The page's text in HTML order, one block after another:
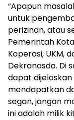
“Apapun
untuk
perizinan, atau
Pemerintah
Koperasi, UKM,
Dekranasda. Di
dapat
mendapatkan
segan, jangan
ini adalah milik